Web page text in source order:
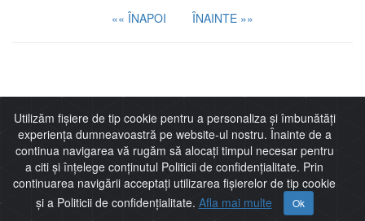
«« ÎNAPOI ÎNAINTE »»
Thomas de Kempis
Harta Site Politică de confidențialitate
Utilizăm fișiere de tip cookie pentru a personaliza și îmbunătăți
experiența dumneavoastră pe website-ul nostru. Înainte de a
continua navigarea vă rugăm să alocați timpul necesar pentru
a citi și înțelege conținutul Politicii de confidențialitate. Prin
continuarea navigării acceptați utilizarea fișierelor de tip cookie
și a Politicii de confidențialitate. Afla mai multe Ok